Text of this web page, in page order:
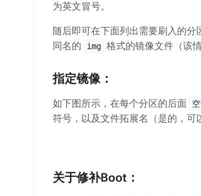
为英文冒号。
随后即可在下面列出需要刷入的
同名的
img 格式的镜像文件（该
指定镜像：
如下图所示，在每个分区的后面
符号，以及文件拓展名（是的，可
关于修补Boot：